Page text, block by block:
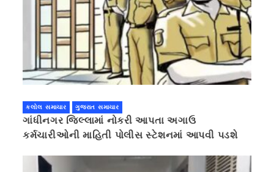
કલોલ સમાચાર ગુજરાત સમાચાર
ગાંધીનગર જિલ્લામાં નોકરી આપતા અગાઉ
કર્મચારીઓની માહિતી પોલીસ સ્ટેશનમાં આપવી પડશે